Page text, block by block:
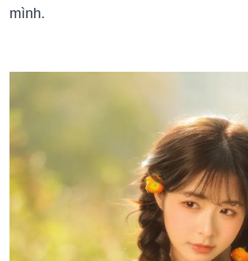
mình.